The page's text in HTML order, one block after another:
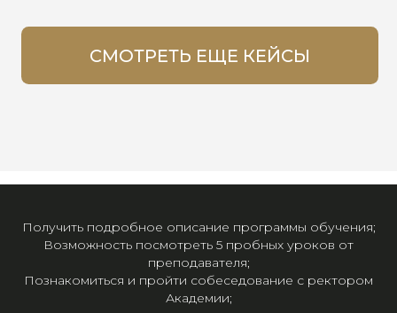
Получить подробное описание программы обучения;
Возможность посмотреть 5 пробных уроков от
преподавателя;
Познакомиться и пройти собеседование с ректором
Академии;